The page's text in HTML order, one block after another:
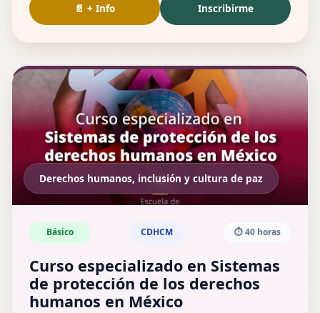
📄 + Info Inscribirme
Derechos humanos, inclusión y cultura de paz
Básico CDHCM ⏱️ 40 horas
Curso especializado en Sistemas
de protección de los derechos
humanos en México